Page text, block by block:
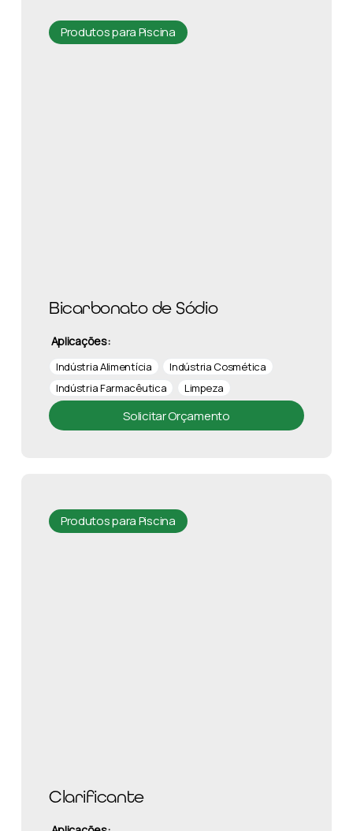
Produtos para Piscina
Bicarbonato de Sódio
Aplicações:
Indústria Alimentícia
Indústria Cosmética
Indústria Farmacêutica
Limpeza
Solicitar Orçamento
Produtos para Piscina
Clarificante